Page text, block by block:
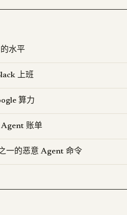
水平
上班
算力
Agent 账单
一的恶意 Agent 命令